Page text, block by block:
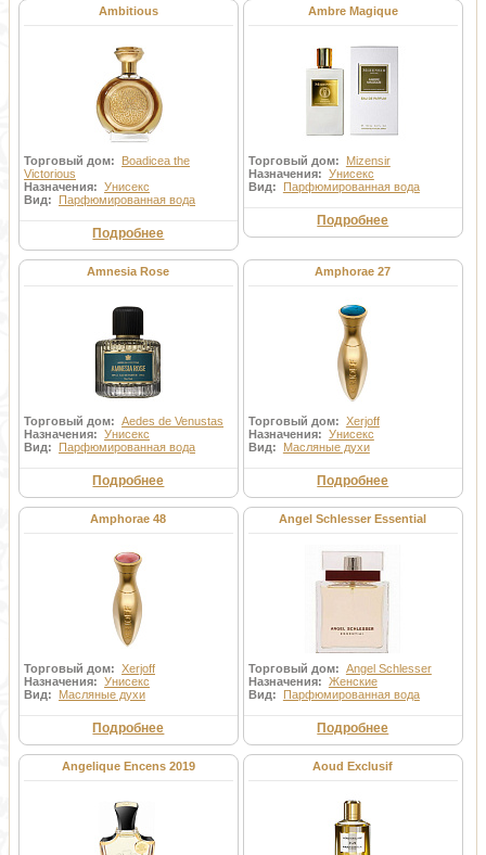
Ambitious
Торговый дом: Boadicea the
Victorious
Назначения: Унисекс
Вид: Парфюмированная вода
Подробнее
Ambre Magique
Торговый дом: Mizensir
Назначения: Унисекс
Вид: Парфюмированная вода
Подробнее
Amnesia Rose
Торговый дом: Aedes de Venustas
Назначения: Унисекс
Вид: Парфюмированная вода
Подробнее
Amphorae 27
Торговый дом: Xerjoff
Назначения: Унисекс
Вид: Масляные духи
Подробнее
Amphorae 48
Торговый дом: Xerjoff
Назначения: Унисекс
Вид: Масляные духи
Подробнее
Angel Schlesser Essential
Торговый дом: Angel Schlesser
Назначения: Женские
Вид: Парфюмированная вода
Подробнее
Angelique Encens 2019 Aoud Exclusif